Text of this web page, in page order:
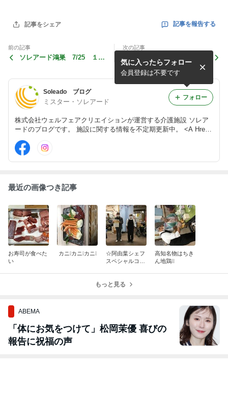
記事をシェア 記事を報告する
前の記事
ソレアード鴻巣 7/25 １日
次の記事
ソレアード戸田 7/27 1日
無料体験
Soleado ブログ
ミスター・ソレアード
株式会社ウェルフェアクリエイションが運営する介護施設 ソレア
ードのブログです。 施設に関する情報を不定期更新中。 <A Href
気に入ったらフォロー
会員登録は不要です
フォロー
最近の画像つき記事
お寿司が食べた
い
カニ❕カニ❕カニ❕
☆阿由葉シェフ
スペシャルコー
高知名物はちき
ん地鶏❕❕
もっと見る
ABEMA
「体にお気をつけて」松岡茉優 喜びの
報告に祝福の声